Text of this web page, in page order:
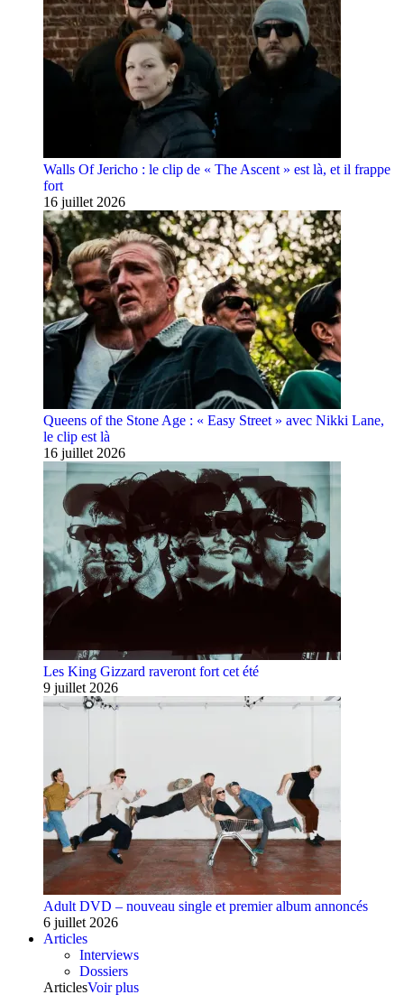
Walls Of Jericho : le clip de « The Ascent » est là, et il frappe
fort
16 juillet 2026
Queens of the Stone Age : « Easy Street » avec Nikki Lane,
le clip est là
16 juillet 2026
Les King Gizzard raveront fort cet été
9 juillet 2026
Adult DVD – nouveau single et premier album annoncés
6 juillet 2026
Articles
Interviews
Dossiers
ArticlesVoir plus